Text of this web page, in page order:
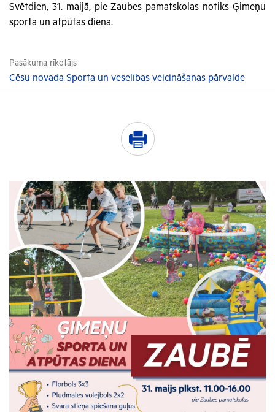
Svētdien, 31. maijā, pie Zaubes pamatskolas notiks Ģimeņu
sporta un atpūtas diena.
Pasākuma rīkotājs
Cēsu novada Sporta un veselības veicināšanas pārvalde